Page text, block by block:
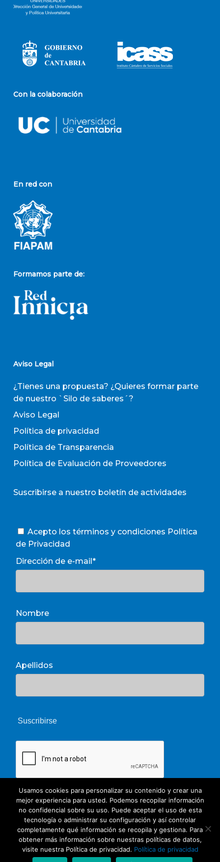
Con la colaboración
En red con
Formamos parte de:
Aviso Legal
¿Tienes una propuesta? ¿Quieres formar parte
de nuestro `Silo de saberes´?
Aviso Legal
Política de privacidad
Política de Transparencia
Política de Evaluación de Proveedores
Suscribirse a nuestro boletín de actividades
Acepto los términos y condiciones Política
de Privacidad
Dirección de e-mail*
Nombre
Apellidos
© 2026 Unate. CC Creative Commons
Usamos cookies para personalizar su contenido y crear una
mejor experiencia para usted. Podemos recopilar información
no confidencial sobre su uso. Puede aceptar el uso de esta
tecnología o administrar su configuración y así controlar
completamente qué información se recopila y gestiona. Para
obtener más información sobre nuestras políticas de datos,
visite nuestra Política de privacidad. Política de privacidad